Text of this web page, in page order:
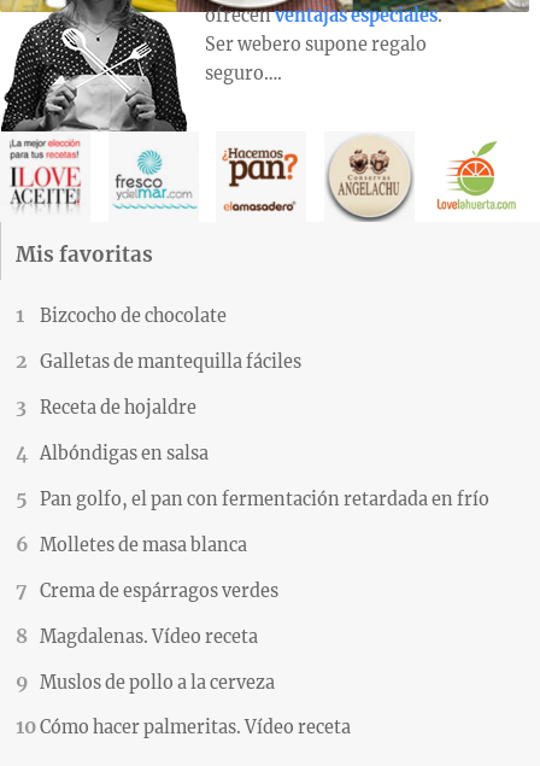
ofrecenventajas especiales.
Ser webero supone regalo
seguro….
Mis favoritas
Bizcocho de chocolate
Galletas de mantequilla fáciles
Receta de hojaldre
Albóndigas en salsa
Pan golfo, el pan con fermentación retardada en frío
Molletes de masa blanca
Crema de espárragos verdes
Magdalenas. Vídeo receta
Muslos de pollo a la cerveza
Cómo hacer palmeritas. Vídeo receta